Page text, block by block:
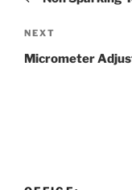
NEXT
Micrometer